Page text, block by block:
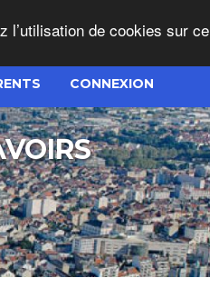
l’utilisation de cookies sur ce
CONNEXION